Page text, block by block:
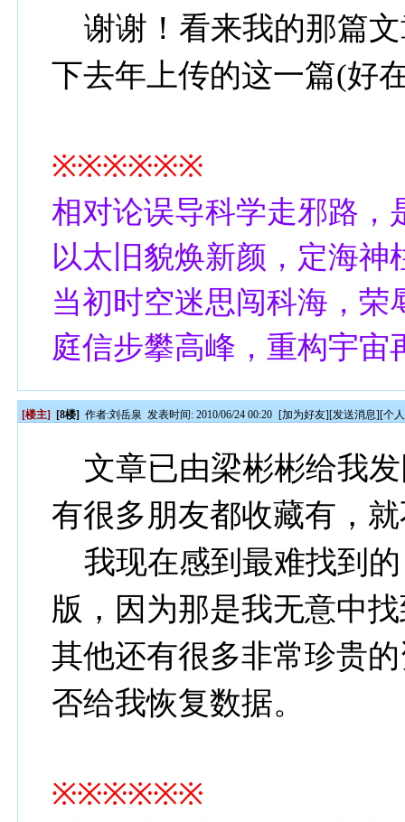
谢谢！看来我的那篇
下去年上传的这一篇(好
※※※※※※
相对论误导科学走邪路，
以太旧貌焕新颜，定海神
当初时空迷思闯科海，
庭信步攀高峰，重构宇宙
[楼主] [8楼] 作者:刘岳泉 发表时间: 2010/06/24 00:20 [加为好友][发送消息][个
文章已由梁彬彬给我
有很多朋友都收藏有，
我现在感到最难找到
版，因为那是我无意中
其他还有很多非常珍贵
否给我恢复数据。
※※※※※※